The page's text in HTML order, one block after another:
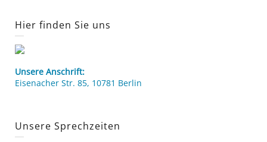
Hier finden Sie uns
Unsere Anschrift:
Eisenacher Str. 85, 10781 Berlin
Unsere Sprechzeiten